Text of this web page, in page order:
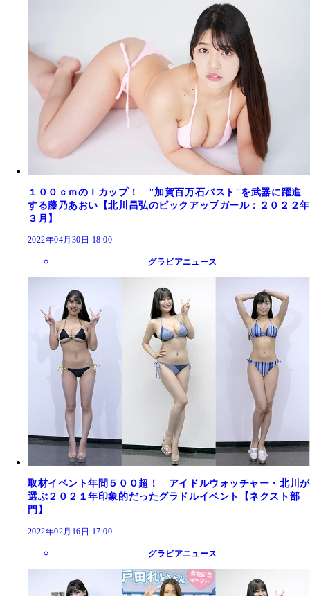
１００ｃｍのＩカップ！ "加賀百万石バスト"を武器に躍進
する藤乃あおい【北川昌弘のピックアップガール：２０２２年
３月】
2022年04月30日 18:00
グラビアニュース
取材イベント年間５００超！ アイドルウォッチャー・北川が
選ぶ２０２１年印象的だったグラドルイベント【ネクスト部
門】
2022年02月16日 17:00
グラビアニュース